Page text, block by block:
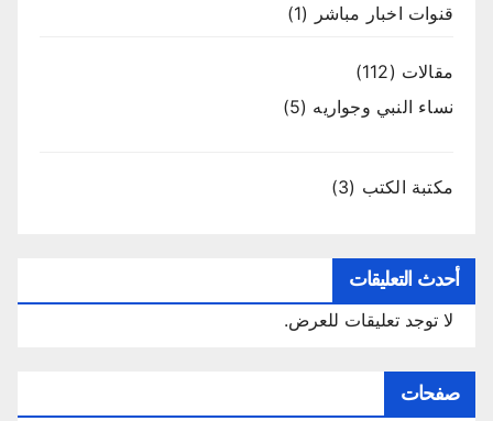
قنوات اخبار مباشر (1)
مقالات (112)
نساء النبي وجواريه (5)
مكتبة الكتب (3)
أحدث التعليقات
لا توجد تعليقات للعرض.
صفحات